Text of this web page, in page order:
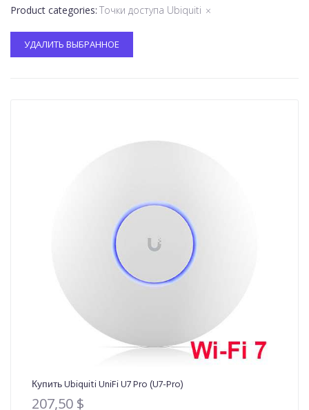
Product categories: Точки доступа Ubiquiti ×
УДАЛИТЬ ВЫБРАННОЕ
Купить Ubiquiti UniFi U7 Pro (U7-Pro)
207,50 $